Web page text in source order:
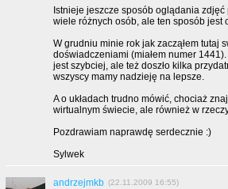
Istnieje jeszcze sposób oglądania
wiele różnych osób, ale ten sposób jest
W grudniu minie rok jak zacząłem tutaj
doświadczeniami (miałem numer
jest szybciej, ale też doszło kilka
wszyscy mamy nadzieję na lepsze.
A o układach trudno mówić, chociaż
wirtualnym świecie, ale również w
Pozdrawiam naprawdę serdecznie :)
Sylwek
andrzejmkb (22.11.2009 16:55)